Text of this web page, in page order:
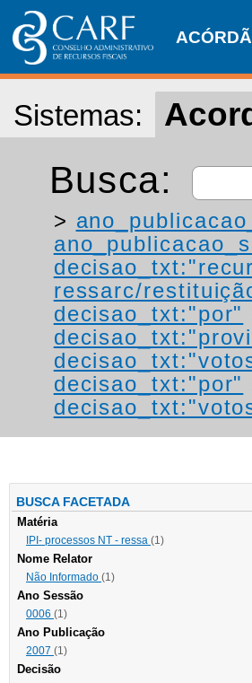
Sistemas:
Busca:
>
ressarc/
decisao_txt:"por"
decisao_txt:"por"
BUSCA FACETADA
Matéria
IPI- processos NT - ressa (1)
Nome Relator
Não Informado (1)
Ano Sessão
0006 (1)
Ano Publicação
2007 (1)
Decisão